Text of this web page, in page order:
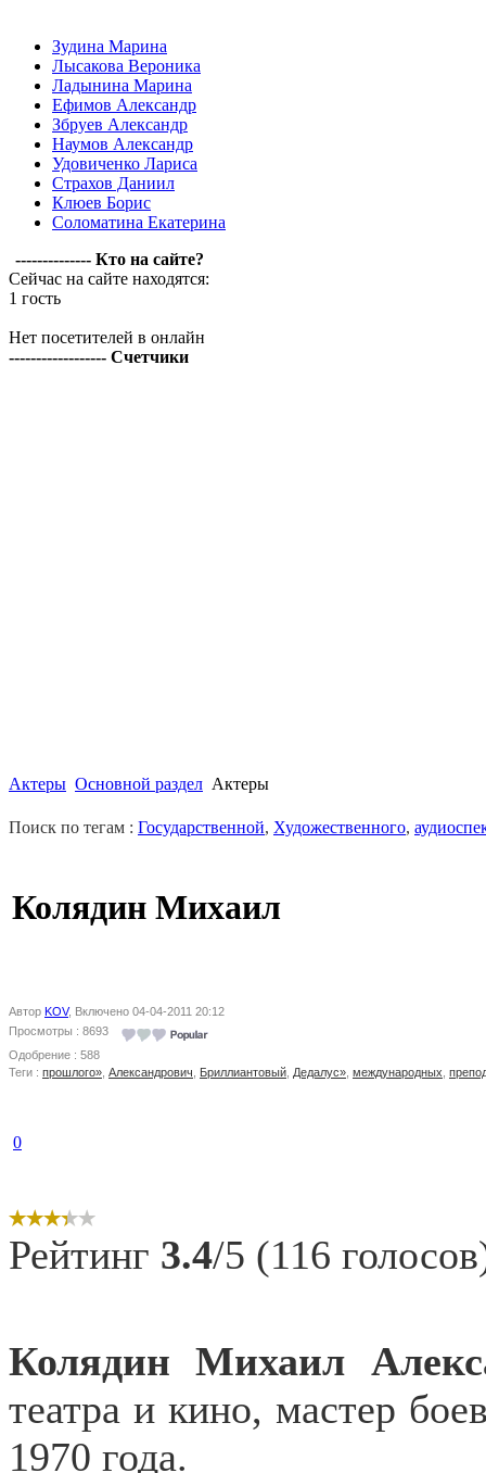
Зудина Марина
Лысакова Вероника
Ладынина Марина
Ефимов Александр
Збруев Александр
Наумов Александр
Удовиченко Лариса
Страхов Даниил
Клюев Борис
Соломатина Екатерина
-------------- Кто на сайте?
Сейчас на сайте находятся:
1 гость
Нет посетителей в онлайн
------------------ Счетчики
Актеры Основной раздел Актеры
Поиск по тегам : Государственной, Художественного,
Колядин Михаил
Автор KOV, Включено 04-04-2011 20:12
Просмотры : 8693
Одобрение : 588
Теги : прошлого» Александрович Бриллиантовый Дедалус» международных
0
Рейтинг 3.4/5 (116
Колядин Михаил
театра и кино, мастер
1970 года.